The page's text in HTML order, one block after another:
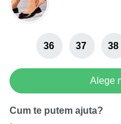
36 37 38
Alege
Cum te putem ajuta?